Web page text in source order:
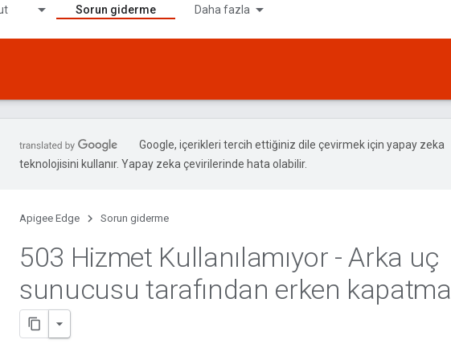
Sorun giderme Daha fazla
Google, içerikleri tercih ettiğiniz dile çevirmek için yapay zeka
teknolojisini kullanır. Yapay zeka çevirilerinde hata olabilir.
Apigee Edge Sorun giderme
503 Hizmet Kullanılamıyor - Arka uç
sunucusu tarafından erken kapatma